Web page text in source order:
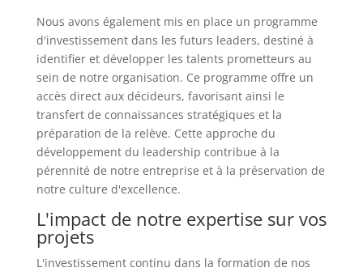
Nous avons également mis en place un programme
d'investissement dans les futurs leaders, destiné à
identifier et développer les talents prometteurs au
sein de notre organisation. Ce programme offre un
accès direct aux décideurs, favorisant ainsi le
transfert de connaissances stratégiques et la
préparation de la relève. Cette approche du
développement du leadership contribue à la
pérennité de notre entreprise et à la préservation de
notre culture d'excellence.
L'impact de notre expertise sur vos
projets
L'investissement continu dans la formation de nos